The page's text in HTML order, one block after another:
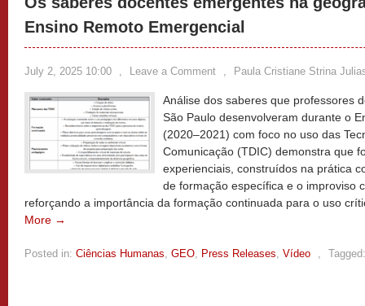
Ensino Remoto Emergencial
July 2, 2025 10:00 , Leave a Comment , Paula Cristiane Strina
Análise dos saberes que professores
São Paulo desenvolveram durante o
(2020–2021) com foco no uso das
Comunicação (TDIC) demonstra que
experienciais, construídos na prática
de formação específica e o improviso
reforçando a importância da formação continuada para o uso
More →
Posted in: Ciências Humanas, GEO, Press Releases, Vídeo , Tagged: